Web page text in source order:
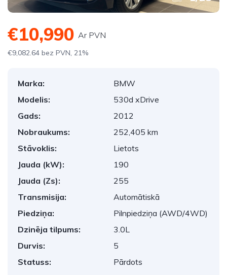
€10,990 Ar PVN
€9,082.64 bez PVN, 21%
Marka:
BMW
Modelis:
530d xDrive
Gads:
2012
Nobraukums:
252,405 km
Stāvoklis:
Lietots
Jauda (kW):
190
Jauda (Zs):
255
Transmisija:
Automātiskā
Piedziņa:
Pilnpiedziņa (AWD/4WD)
Dzinēja tilpums:
3.0L
Durvis:
5
Statuss:
Pārdots